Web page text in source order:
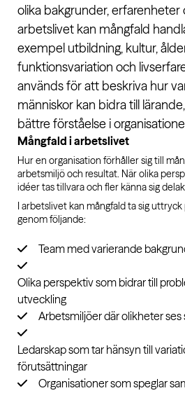
olika bakgrunder, erfarenheter
arbetslivet kan mångfald
exempel utbildning, kultur,
funktionsvariation och
används för att beskriva hur
människor kan bidra till
bättre förståelse i
Mångfald i arbetslivet
Hur en organisation förhåller sig till
arbetsmiljö och resultat. När olika
idéer tas tillvara och fler känna sig
I arbetslivet kan mångfald ta sig
genom följande:
Team med varierande
Olika perspektiv som bidrar till
utveckling
Arbetsmiljöer där olikheter ses
Ledarskap som tar hänsyn till
förutsättningar
Organisationer som speglar